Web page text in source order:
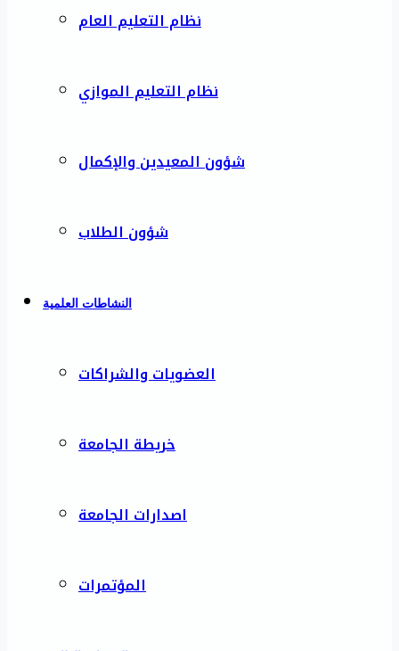
نظام التعليم العام
نظام التعليم الموازي
شؤون المعيدين والإكمال
شؤون الطلاب
النشاطات العلمية
العضويات والشراكات
خريطة الجامعة
اصدارات الجامعة
المؤتمرات